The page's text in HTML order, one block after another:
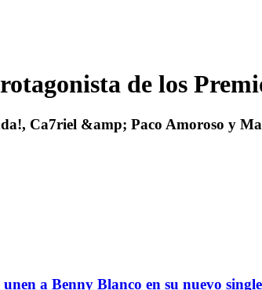
de los
Ca7riel &amp; Paco Amoroso y
unen a Benny Blanco en su nuevo